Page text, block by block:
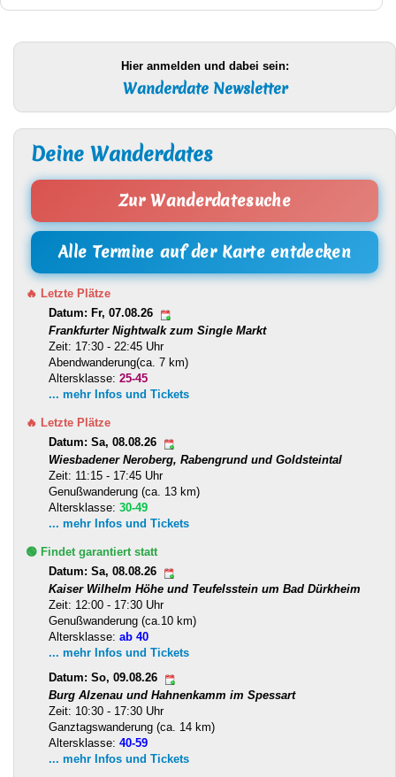
Hier anmelden und dabei sein:
Wanderdate Newsletter
Deine Wanderdates
Zur Wanderdatesuche
Alle Termine auf der Karte entdecken
🔥 Letzte Plätze
Datum: Fr, 07.08.26
Frankfurter Nightwalk zum Single Markt
Zeit: 17:30 - 22:45 Uhr
Abendwanderung(ca. 7 km)
Altersklasse: 25-45
... mehr Infos und Tickets
🔥 Letzte Plätze
Datum: Sa, 08.08.26
Wiesbadener Neroberg, Rabengrund und Goldsteintal
Zeit: 11:15 - 17:45 Uhr
Genußwanderung (ca. 13 km)
Altersklasse: 30-49
... mehr Infos und Tickets
🟢 Findet garantiert statt
Datum: Sa, 08.08.26
Kaiser Wilhelm Höhe und Teufelsstein um Bad Dürkheim
Zeit: 12:00 - 17:30 Uhr
Genußwanderung (ca.10 km)
Altersklasse: ab 40
... mehr Infos und Tickets
Datum: So, 09.08.26
Burg Alzenau und Hahnenkamm im Spessart
Zeit: 10:30 - 17:30 Uhr
Ganztagswanderung (ca. 14 km)
Altersklasse: 40-59
... mehr Infos und Tickets